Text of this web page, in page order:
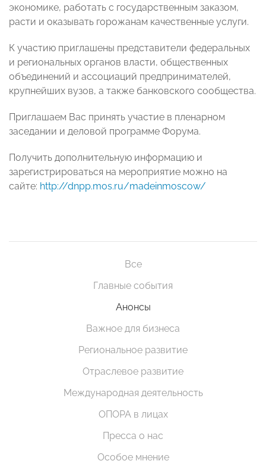
экономике, работать с государственным заказом,
расти и оказывать горожанам качественные услуги.
К участию приглашены представители федеральных
и региональных органов власти, общественных
объединений и ассоциаций предпринимателей,
крупнейших вузов, а также банковского сообщества.
Приглашаем Вас принять участие в пленарном
заседании и деловой программе Форума.
Получить дополнительную информацию и
зарегистрироваться на мероприятие можно на
сайте: http://dnpp.mos.ru/madeinmoscow/
Все
Главные события
Анонсы
Важное для бизнеса
Региональное развитие
Отраслевое развитие
Международная деятельность
ОПОРА в лицах
Пресса о нас
Особое мнение